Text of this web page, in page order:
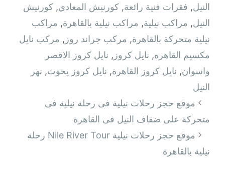
النيل, فقرات فنية رائعة, كورنيش المعادي, كورنيش
النيل, مراكب نيلية, مراكب نيلية بالقاهرة, مراكب
نيلية متحركة بالقاهرة, مركب جراند روز , مركب نايل
مكسيم القاهره, نايل كروز , نايل كروز الاقصر
واسوان, نايل كروز القاهرة, نايل كروز يخوت, نهر
النيل
تصفّح
المقالات
موقع حجز رحلات نيلية فى رحلة نيلية فى
متحركة على ضفاف النيل فى القاهرة
موقع حجز رحلات نيلية Nile River Tour رحلة
نيلية بالقاهرة